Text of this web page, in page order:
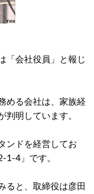
「会社役員」と報じ
める会社は、家族経
明しています。
ンドを経営してお
1-4」です。
ると、取締役は彦田